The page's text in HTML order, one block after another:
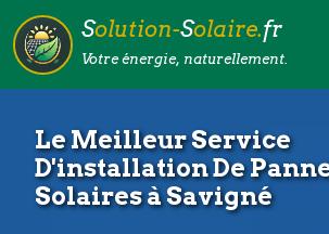
Solution-Solaire.fr
Votre énergie, naturellement.
Le Meilleur Service
D'installation De
Solaires à Savigné